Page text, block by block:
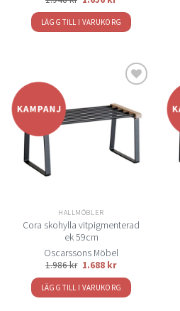
LÄGG TILL I VARUKORG
Lägg
till i
önskelistan
HALLMÖBLER
Cora skohylla vitpigmenterad
ek 59cm
Oscarssons Möbel
1.986kr 1.688 kr
LÄGG TILL I VARUKORG